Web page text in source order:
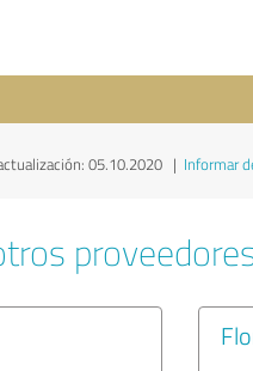
05.10.2020 | Informar